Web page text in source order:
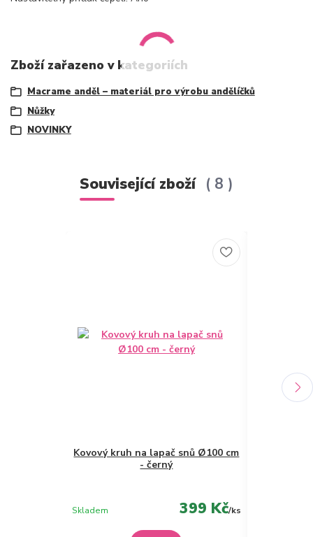
Zboží zařazeno v kategoriích
Macrame anděl – materiál pro výrobu andělíčků
Nůžky
NOVINKY
Související zboží 8
Kovový kruh na lapač snů Ø100 cm
- černý
399 Kč/ks
Skladem